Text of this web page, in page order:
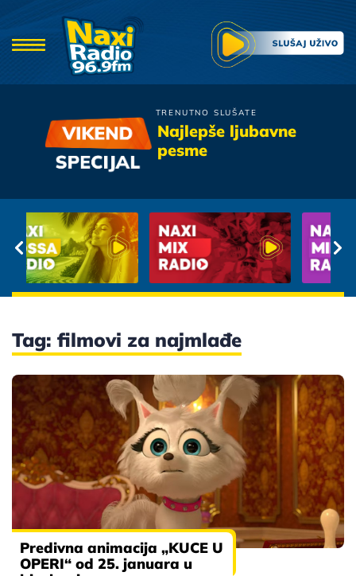
TRENUTNO SLUŠATE
Najlepše ljubavne
pesme
Djavoli
Tag: filmovi za najmlađe
Predivna animacija „KUCE U
OPERI“ od 25. januara u